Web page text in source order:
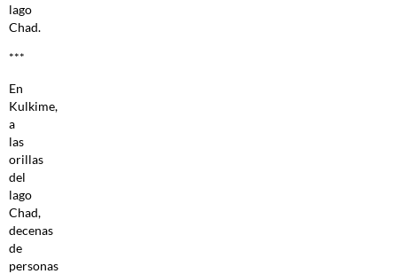
lago
Chad.
***
En
Kulkime,
a
las
orillas
del
lago
Chad,
decenas
de
personas